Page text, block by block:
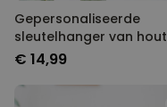
Gepersonaliseerde
sleutelhanger van hout
met naam
€ 14,99